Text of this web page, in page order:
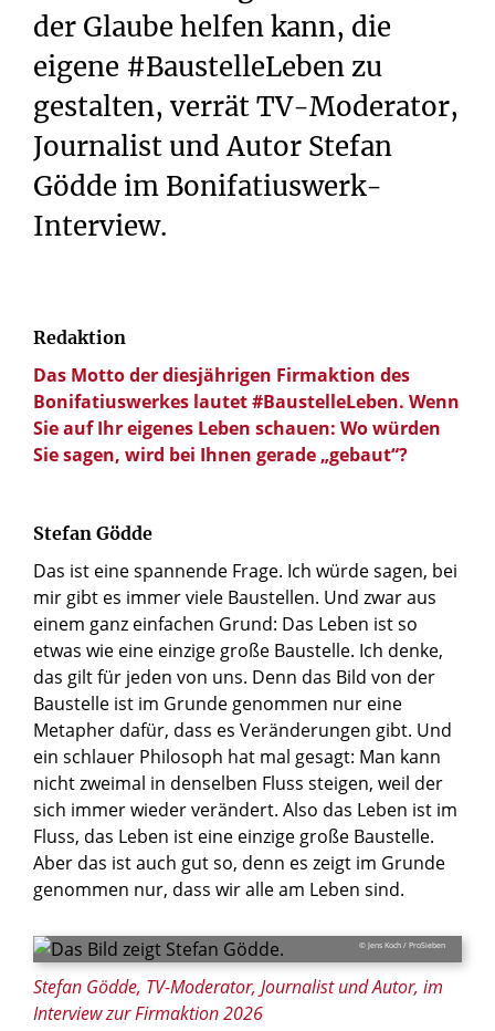
der Glaube helfen kann, die
eigene #BaustelleLeben zu
gestalten, verrät TV-Moderator,
Journalist und Autor Stefan
Gödde im Bonifatiuswerk-
Interview.
Redaktion
Das Motto der diesjährigen Firmaktion des
Bonifatiuswerkes lautet #BaustelleLeben. Wenn
Sie auf Ihr eigenes Leben schauen: Wo würden
Sie sagen, wird bei Ihnen gerade „gebaut“?
Stefan Gödde
Das ist eine spannende Frage. Ich würde sagen, bei
mir gibt es immer viele Baustellen. Und zwar aus
einem ganz einfachen Grund: Das Leben ist so
etwas wie eine einzige große Baustelle. Ich denke,
das gilt für jeden von uns. Denn das Bild von der
Baustelle ist im Grunde genommen nur eine
Metapher dafür, dass es Veränderungen gibt. Und
ein schlauer Philosoph hat mal gesagt: Man kann
nicht zweimal in denselben Fluss steigen, weil der
sich immer wieder verändert. Also das Leben ist im
Fluss, das Leben ist eine einzige große Baustelle.
Aber das ist auch gut so, denn es zeigt im Grunde
genommen nur, dass wir alle am Leben sind.
© Jens Koch / ProSieben
Stefan Gödde, TV-Moderator, Journalist und Autor, im
Interview zur Firmaktion 2026